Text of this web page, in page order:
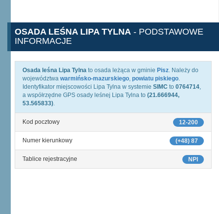
OSADA LEŚNA LIPA TYLNA - PODSTAWOWE
INFORMACJE
Osada leśna Lipa Tylna to osada leżąca w gminie Pisz. Należy do
województwa warmińsko-mazurskiego, powiatu piskiego.
Identyfikator miejscowości Lipa Tylna w systemie SIMC to 0764714,
a współrzędne GPS osady leśnej Lipa Tylna to (21.666944,
53.565833).
12-200
Kod pocztowy
(+48) 87
Numer kierunkowy
NPI
Tablice rejestracyjne